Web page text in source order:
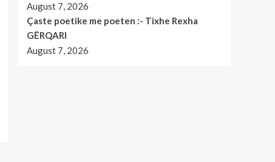
August 7, 2026
Çaste poetike me poeten :- Tixhe Rexha
GËRQARI
August 7, 2026